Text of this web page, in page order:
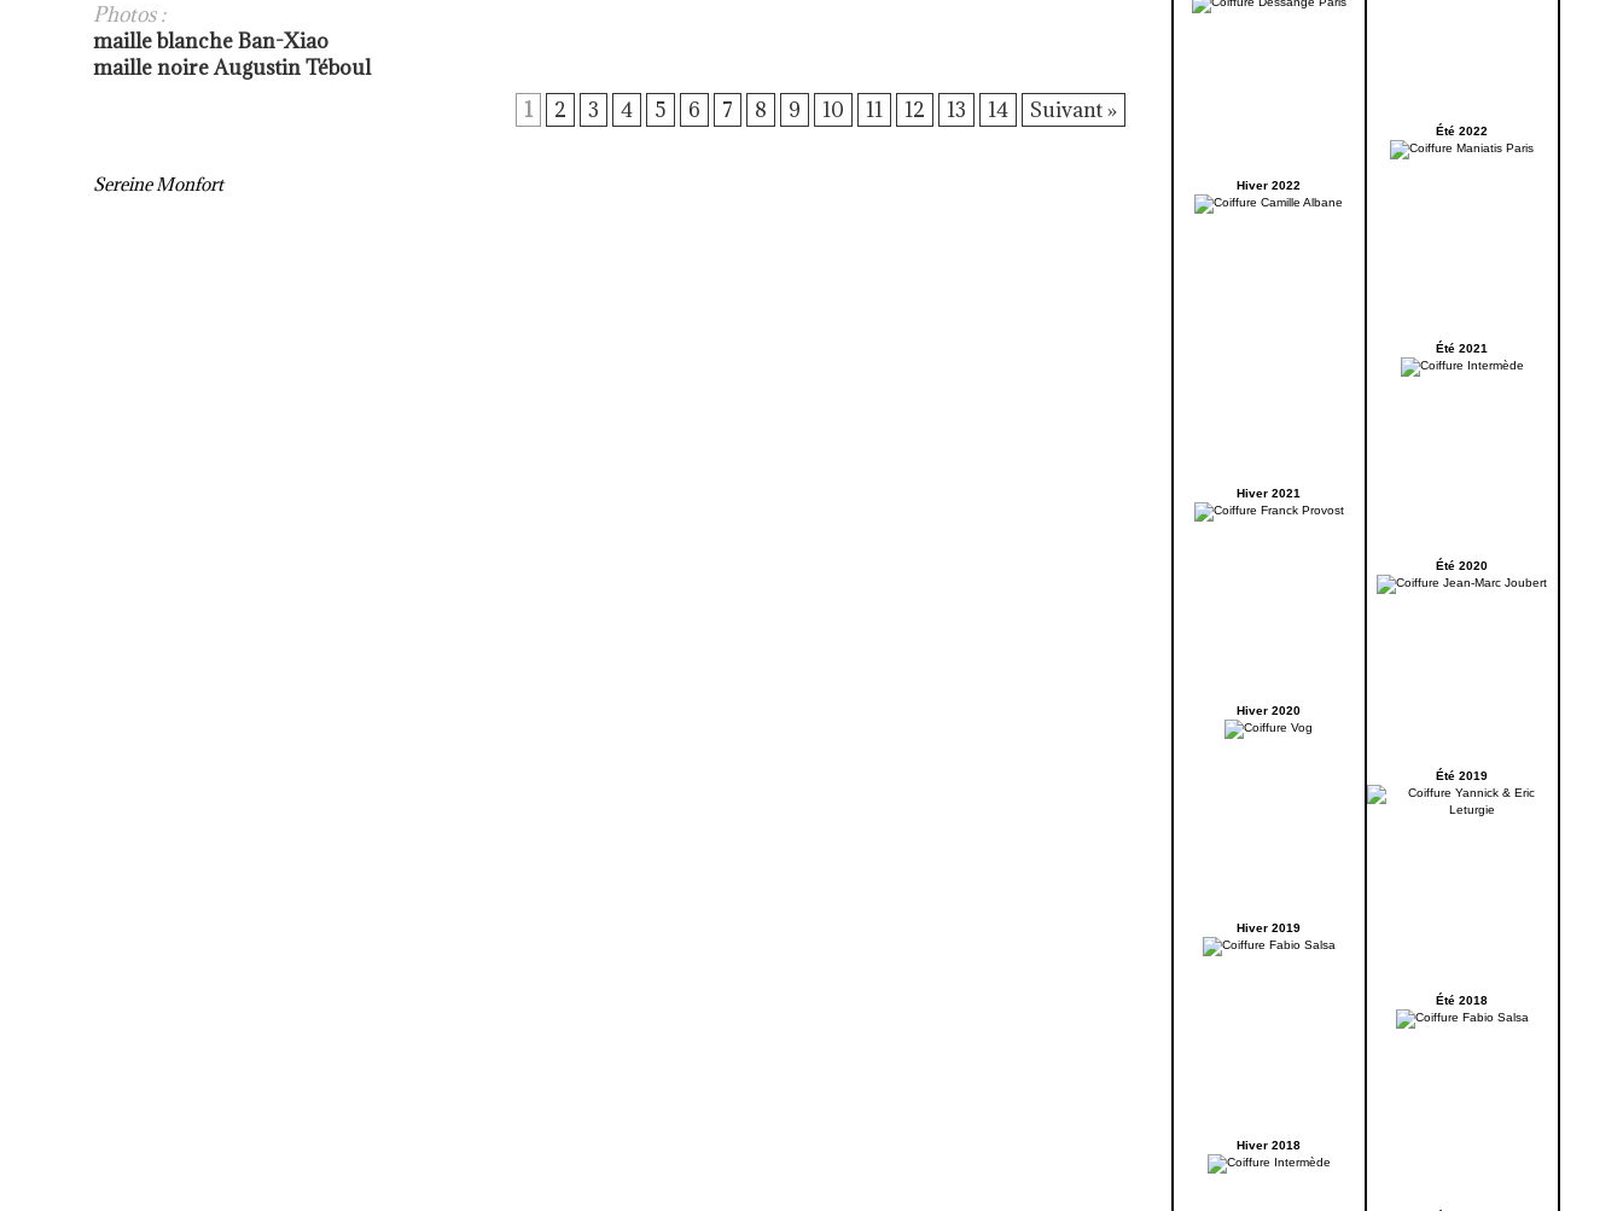
Photos :
maille blancheBan-Xiao
maille noireAugustin Téboul
1
2 3 4 5 6 7 8 9 10 11 12 13 14 Suivant »
Sereine Monfort Hiver 2022
Hiver 2021
Hiver 2020
Hiver 2019
Hiver 2018
Été 2022
Été 2021
Été 2020
Été 2019
Été 2018